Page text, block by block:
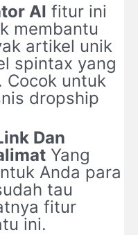
AI fitur ini
membantu
artikel unik
spintax yang
Cocok untuk
dropship
Dan
Yang
Anda para
tau
fitur
ini.